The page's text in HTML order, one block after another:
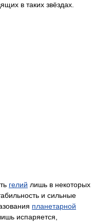
в таких звёздах.
гелий лишь в некоторых
и сильные
планетарной
испаряется,